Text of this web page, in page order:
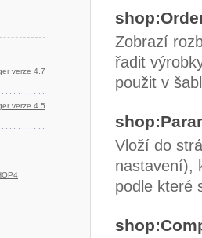
verze 4.7
verze 4.5
Zobrazí
řadit
použit v
Vloží do
nastavení),
podle které